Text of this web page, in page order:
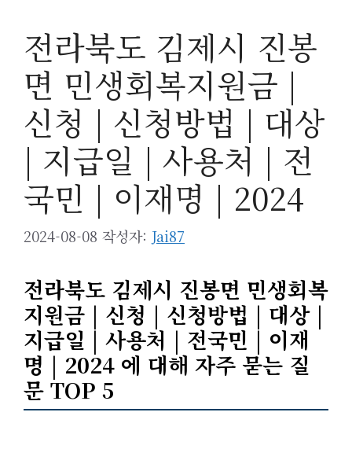
전라북도 김제시 진봉
면 민생회복지원금 |
신청 | 신청방법 | 대상
| 지급일 | 사용처 | 전
국민 | 이재명 | 2024
2024-08-08 작성자: Jai87
전라북도 김제시 진봉면 민생회복
지원금 | 신청 | 신청방법 | 대상 |
지급일 | 사용처 | 전국민 | 이재
명 | 2024 에 대해 자주 묻는 질
문 TOP 5